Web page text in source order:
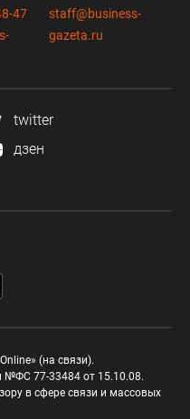
47
staff@business-
gazeta.ru
twitter
дзен
(на связи).
№ФС 77-33484 от 15.10.08.
в сфере связи и массовых